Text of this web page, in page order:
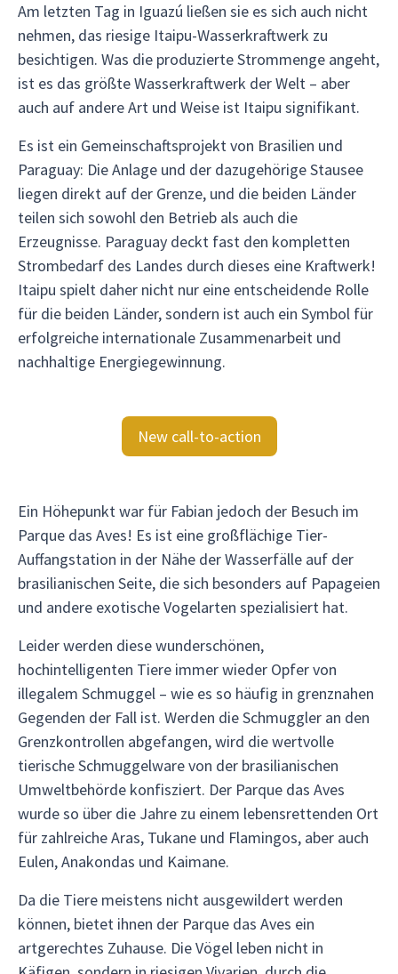
Am letzten Tag in Iguazú ließen sie es sich auch nicht
nehmen, das riesige Itaipu-Wasserkraftwerk zu
besichtigen. Was die produzierte Strommenge angeht,
ist es das größte Wasserkraftwerk der Welt – aber
auch auf andere Art und Weise ist Itaipu signifikant.
Es ist ein Gemeinschaftsprojekt von Brasilien und
Paraguay: Die Anlage und der dazugehörige Stausee
liegen direkt auf der Grenze, und die beiden Länder
teilen sich sowohl den Betrieb als auch die
Erzeugnisse. Paraguay deckt fast den kompletten
Strombedarf des Landes durch dieses eine Kraftwerk!
Itaipu spielt daher nicht nur eine entscheidende Rolle
für die beiden Länder, sondern ist auch ein Symbol für
erfolgreiche internationale Zusammenarbeit und
nachhaltige Energiegewinnung.
New call-to-action
Ein Höhepunkt war für Fabian jedoch der Besuch im
Parque das Aves! Es ist eine großflächige Tier-
Auffangstation in der Nähe der Wasserfälle auf der
brasilianischen Seite, die sich besonders auf Papageien
und andere exotische Vogelarten spezialisiert hat.
Leider werden diese wunderschönen,
hochintelligenten Tiere immer wieder Opfer von
illegalem Schmuggel – wie es so häufig in grenznahen
Gegenden der Fall ist. Werden die Schmuggler an den
Grenzkontrollen abgefangen, wird die wertvolle
tierische Schmuggelware von der brasilianischen
Umweltbehörde konfisziert. Der Parque das Aves
wurde so über die Jahre zu einem lebensrettenden Ort
für zahlreiche Aras, Tukane und Flamingos, aber auch
Eulen, Anakondas und Kaimane.
Da die Tiere meistens nicht ausgewildert werden
können, bietet ihnen der Parque das Aves ein
artgerechtes Zuhause. Die Vögel leben nicht in